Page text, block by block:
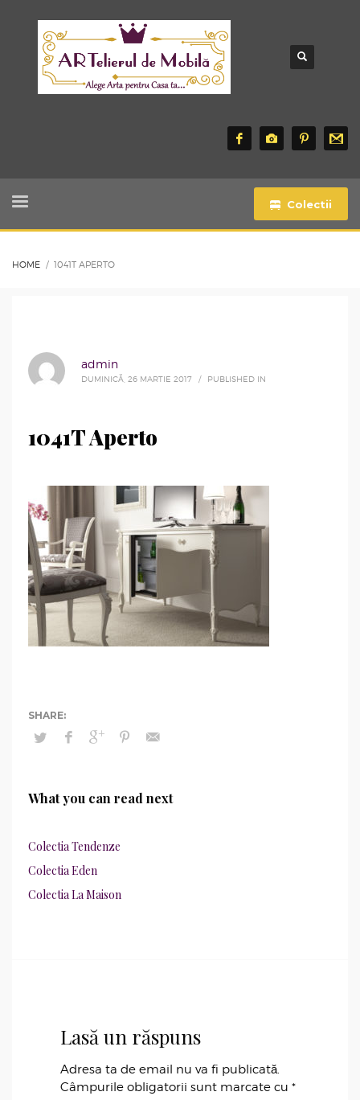
Colectii
HOME 1041T APERTO
admin
DUMINICĂ, 26 MARTIE 2017 / PUBLISHED IN
1041T Aperto
What you can read next
Colectia Tendenze
Colectia Eden
Colectia La Maison
Lasă un răspuns
Adresa ta de email nu va fi publicată.
Câmpurile obligatorii sunt marcate cu *